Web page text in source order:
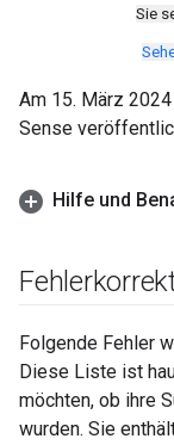
Sie
Am 15. März
Sense
Hilfe und
Folgende Fehler
Diese Liste ist
möchten, ob ihre
wurden. Sie